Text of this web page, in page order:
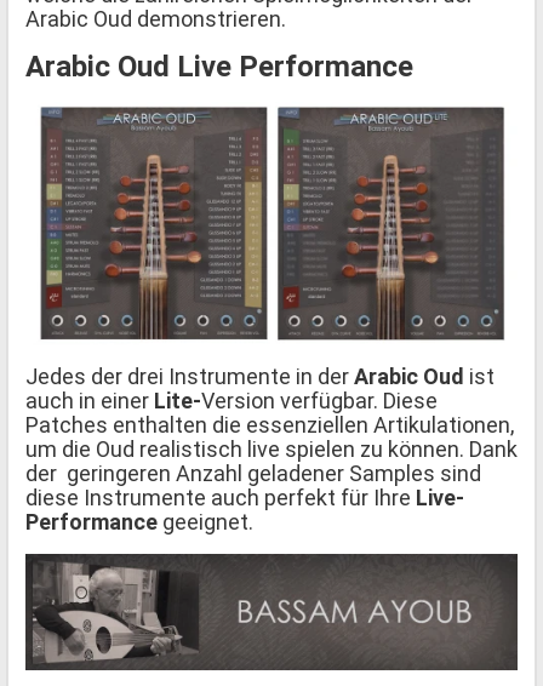
Arabic Oud demonstrieren.
Arabic Oud Live Performance
Jedes der drei Instrumente in derArabic Oud ist
auch in einer Lite-Version verfügbar. Diese
Patches enthalten die essenziellen Artikulationen,
um die Oud realistisch live spielen zu können. Dank
der geringeren Anzahl geladener Samples sind
diese Instrumente auch perfekt für Ihre Live-
Performance geeignet.